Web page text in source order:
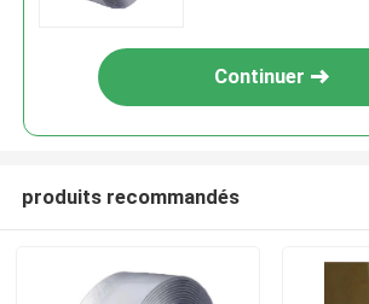
Continuer
produits recommandés